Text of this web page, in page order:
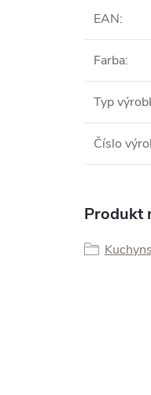
EAN:
Farba:
Typ
Číslo
Produkt